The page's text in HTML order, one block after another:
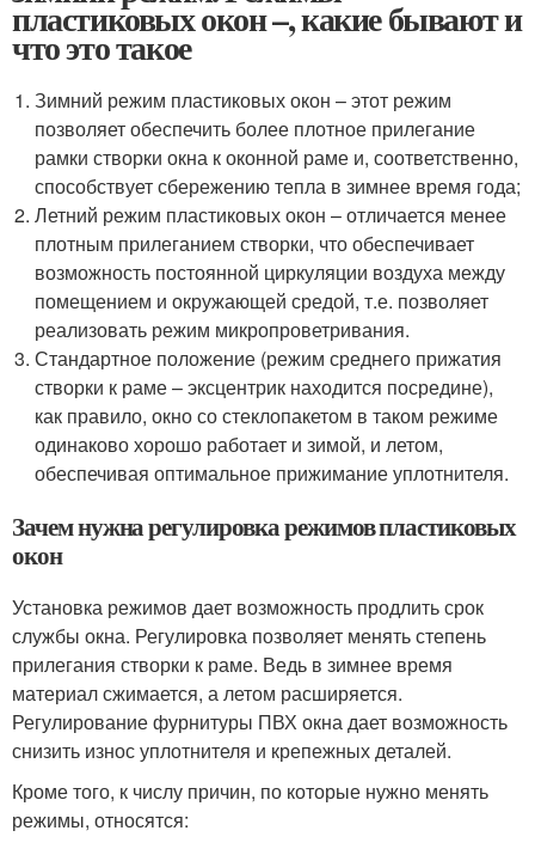
пластиковых окон –, какие бывают и
что это такое
Зимний режим пластиковых окон – этот режим
позволяет обеспечить более плотное прилегание
рамки створки окна к оконной раме и, соответственно,
способствует сбережению тепла в зимнее время года;
Летний режим пластиковых окон – отличается менее
плотным прилеганием створки, что обеспечивает
возможность постоянной циркуляции воздуха между
помещением и окружающей средой, т.е. позволяет
реализовать режим микропроветривания.
Стандартное положение (режим среднего прижатия
створки к раме – эксцентрик находится посредине),
как правило, окно со стеклопакетом в таком режиме
одинаково хорошо работает и зимой, и летом,
обеспечивая оптимальное прижимание уплотнителя.
Зачем нужна регулировка режимов пластиковых
окон
Установка режимов дает возможность продлить срок
службы окна. Регулировка позволяет менять степень
прилегания створки к раме. Ведь в зимнее время
материал сжимается, а летом расширяется.
Регулирование фурнитуры ПВХ окна дает возможность
снизить износ уплотнителя и крепежных деталей.
Кроме того, к числу причин, по которые нужно менять
режимы, относятся: